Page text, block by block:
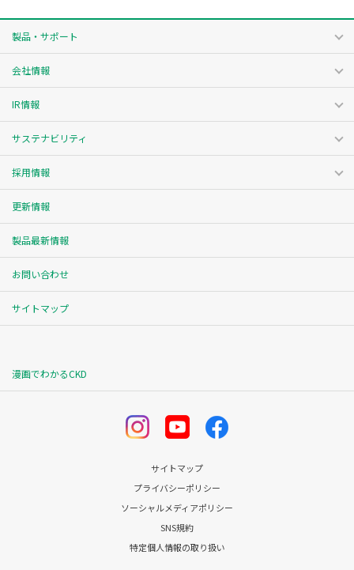
製品・サポート
会社情報
IR情報
サステナビリティ
採用情報
更新情報
製品最新情報
お問い合わせ
サイトマップ
漫画でわかるCKD
サイトマップ
プライバシーポリシー
ソーシャルメディアポリシー
SNS規約
特定個人情報の取り扱い